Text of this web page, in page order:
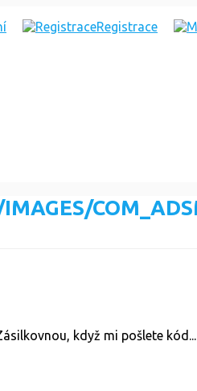
Registrace
když mi pošlete kód...